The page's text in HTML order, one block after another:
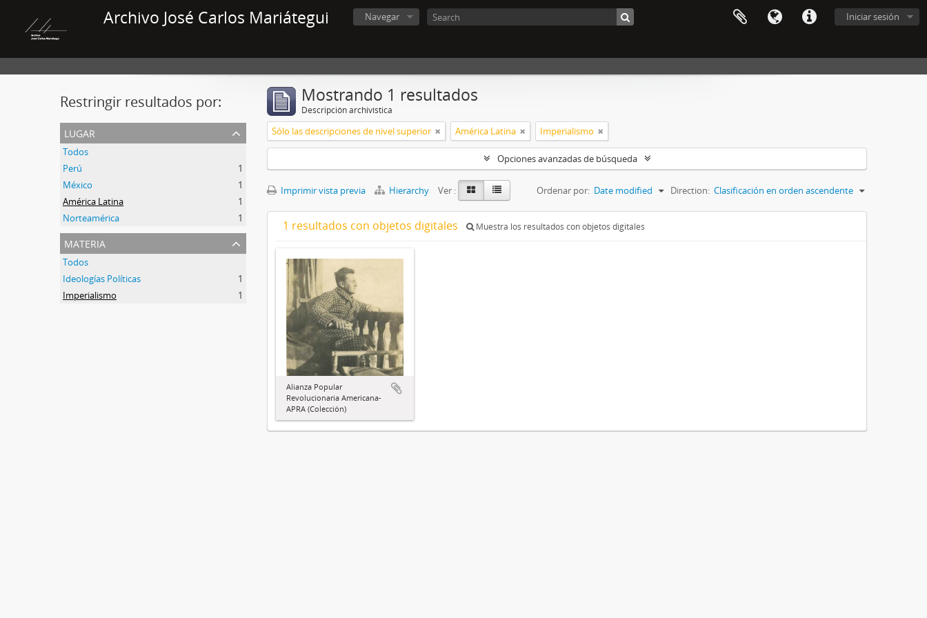
Archivo José Carlos Mariátegui Iniciar sesión
Navegar
Restringir resultados por:
lugar
Todos
Perú
1
México
1
América Latina
1
Norteamérica
1
materia
Todos
Ideologías Políticas
1
Imperialismo
1
Mostrando 1 resultados
Descripción archivística
Sólo las descripciones de nivel superior América Latina Imperialismo
Opciones avanzadas de búsqueda
Imprimir vista previa Hierarchy Ver : Ordenar por: Date modified Direction: Clasificación en orden ascendente
1 resultados con objetos digitales Muestra los resultados con objetos digitales
Alianza Popular
Revolucionaria Americana-
APRA (Colección)